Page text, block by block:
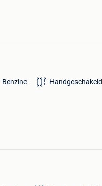
Benzine Handgeschakeld